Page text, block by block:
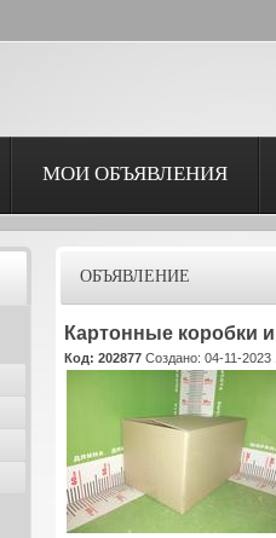
МОИ ОБЪЯВЛЕНИЯ
ОБЪЯВЛЕНИЕ
Картонные коробки
Код: 202877 Создано: 04-11-2023